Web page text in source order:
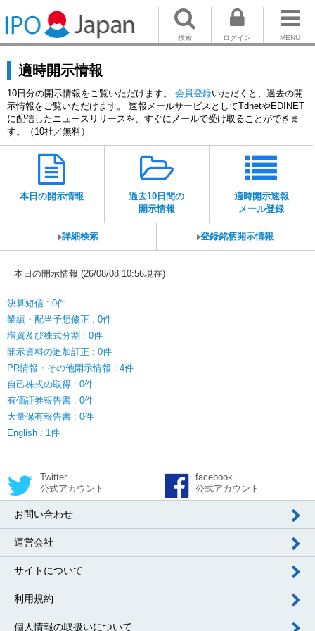
MENU
ログイン
検索
適時開示情報
10日分の開示情報をご覧いただけます。 会員登録いただくと、過去の開
示情報をご覧いただけます。 速報メールサービスとしてTdnetやEDINET
に配信したニュースリリースを、すぐにメールで受け取ることができま
す。（10社／無料）
本日の開示情報
過去10日間の
開示情報
適時開示速報
メール登録
詳細検索 登録銘柄開示情報
本日の開示情報 (26/08/08 10:56現在)
決算短信 : 0件
業績・配当予想修正 : 0件
増資及び株式分割 : 0件
開示資料の追加訂正 : 0件
PR情報・その他開示情報 : 4件
自己株式の取得 : 0件
有価証券報告書 : 0件
大量保有報告書 : 0件
English : 1件
Twitter
公式アカウント
facebook
公式アカウント
お問い合わせ
運営会社
サイトについて
利用規約
個人情報の取扱いについて